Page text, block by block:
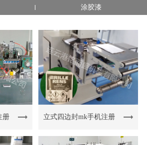
涂胶漆
册 立式四边封mk手机注册